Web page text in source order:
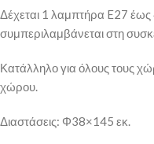
Δέχεται 1 λαμπτήρα E27 έως
συμπεριλαμβάνεται στη
Κατάλληλο για όλους τους
χώρου.
Διαστάσεις: Φ38×145 εκ.